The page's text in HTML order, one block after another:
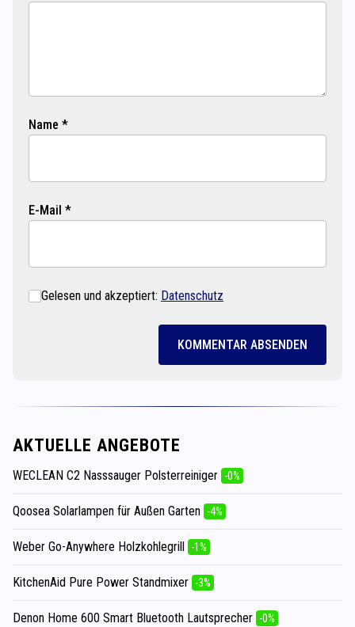
Name *
E-Mail *
Gelesen und akzeptiert: Datenschutz
KOMMENTAR ABSENDEN
AKTUELLE ANGEBOTE
WECLEAN C2 Nasssauger Polsterreiniger -0%
Qoosea Solarlampen für Außen Garten -4%
Weber Go-Anywhere Holzkohlegrill -1%
KitchenAid Pure Power Standmixer -3%
Denon Home 600 Smart Bluetooth Lautsprecher -0%